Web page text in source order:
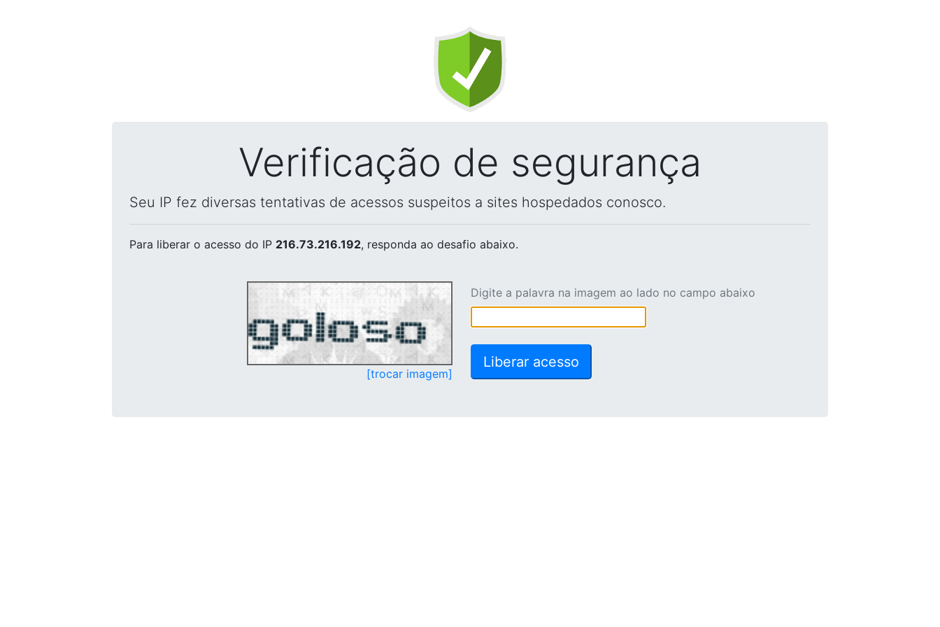
Verificação de segurança
Seu IP fez diversas tentativas de acessos suspeitos a sites hospedados conosco.
Para liberar o acesso do IP 216.73.216.192, responda ao desafio abaixo.
[trocar imagem]
Digite a palavra na imagem ao lado no campo abaixo